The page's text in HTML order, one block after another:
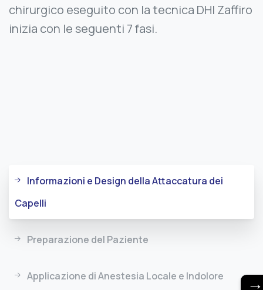
chirurgico eseguito con la tecnica DHI Zaffiro
inizia con le seguenti 7 fasi.
Informazioni e Design della Attaccatura dei
Capelli
Preparazione del Paziente
Applicazione di Anestesia Locale e Indolore →